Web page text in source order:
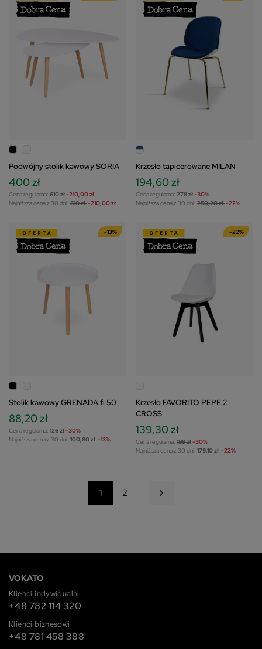
Podwójny stolik kawowy SORIA
400 zł
Cena regularna: 610 zł-210,00 zł
Najniższa cena z 30 dni: 610 zł-210,00 zł
Krzesło tapicerowane MILAN
194,60 zł
Cena regularna: 278 zł-30%
Najniższa cena z 30 dni: 250,20 zł-22%
-13%
Stolik kawowy GRENADA fi 50
88,20 zł
Cena regularna: 126 zł-30%
Najniższa cena z 30 dni: 100,80 zł-13%
-22%
Krzesło FAVORITO PEPE 2
CROSS
139,30 zł
Cena regularna: 199 zł-30%
Najniższa cena z 30 dni: 179,10 zł-22%
1 2 Następny

VOKATO
Klienci indywidualni
+48 782 114 320
Klienci biznesowi
+48 781 458 388